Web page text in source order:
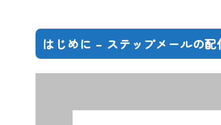
はじめに – ステップメールの配